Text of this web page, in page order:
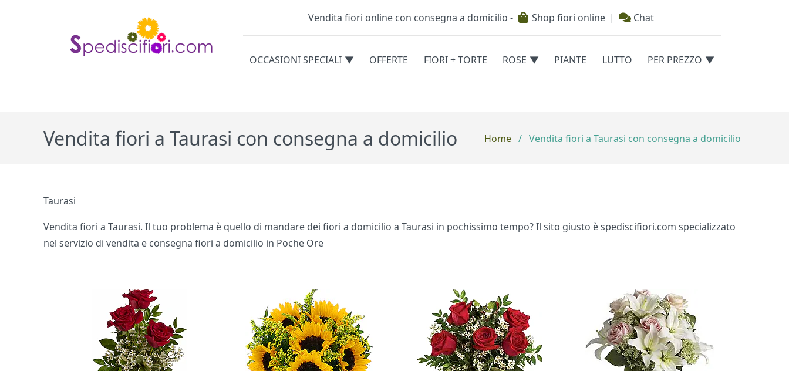
Testata
Vendita fiori online con consegna a domicilio - Shop fiori online | Chat
Categorie
OCCASIONI SPECIALI OFFERTE FIORI + TORTE ROSE PIANTE LUTTO PER PREZZO
Vendita fiori a Taurasi con consegna a domicilio Home / Vendita fiori a Taurasi con consegna a domicilio
Taurasi
Vendita fiori a Taurasi. Il tuo problema è quello di mandare dei fiori a domicilio a Taurasi in pochissimo tempo? Il sito giusto è spediscifiori.com specializzato
nel servizio di vendita e consegna fiori a domicilio in Poche Ore
Bouquet di fiori